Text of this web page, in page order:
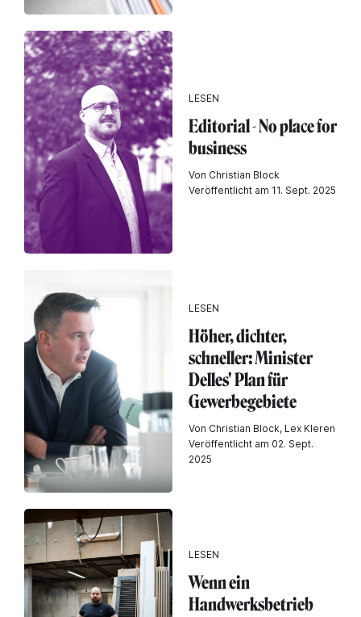
LESEN
Editorial - No place for
business
Von Christian Block
Veröffentlicht am 11. Sept. 2025
LESEN
Höher, dichter,
schneller: Minister
Delles' Plan für
Gewerbegebiete
Von Christian Block, Lex Kleren
Veröffentlicht am 02. Sept.
2025
LESEN
Wenn ein
Handwerksbetrieb